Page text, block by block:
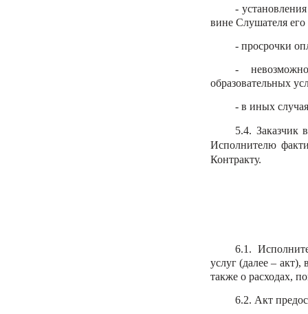
-
вине Слушателя его
- просрочки
-
образовательных
- в иных
5.4. Заказчик
Исполнителю
Контракту.
6.1.
услуг (далее –
также о расходах,
6.2. Акт